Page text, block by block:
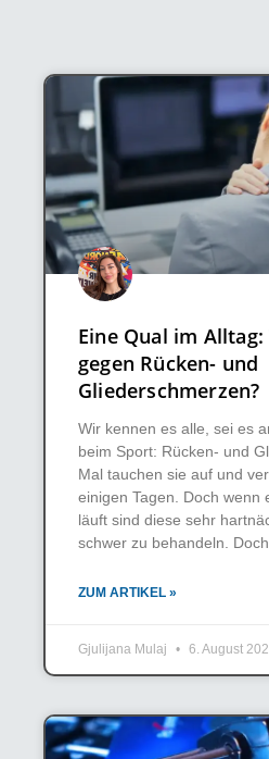
Eine Qual im
gegen Rücken- und
Gliederschmerzen?
Wir kennen es alle, sei es
beim Sport: Rücken- und
Mal tauchen sie auf und
einigen Tagen. Doch wenn
läuft sind diese sehr
schwer zu behandeln.
ZUM ARTIKEL »
Gjulijana Mulaj 6. August